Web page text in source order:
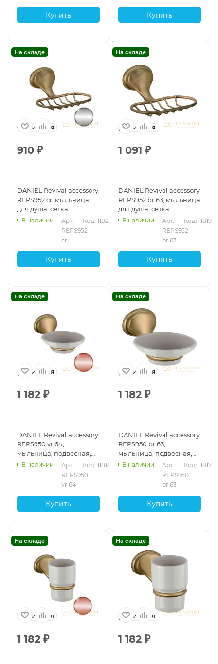
Купить Купить
На складе
Италия
910 ₽
DANIEL Revival accessory,
REPS952 cr, мыльница
для душа, сетка,
подвесная, цвет хром
В наличии
Арт.:
REPS952
cr
Код: 11820
Купить
На складе
Италия
1 091 ₽
DANIEL Revival accessory,
REPS952 br 63, мыльница
для душа, сетка,
подвесная, цвет бронза
В наличии
Арт.:
REPS952
br 63
Код: 11819
Купить
На складе
Италия
1 182 ₽
DANIEL Revival accessory,
REPS950 vr 64,
мыльница, подвесная,
керамика, белый х медь
В наличии
Арт.:
REPS950
vr 64
Код: 11818
Купить
На складе
Италия
1 182₽
DANIEL Revival accessory,
REPS950 br 63,
мыльница, подвесная,
керамика, белая х
В наличии
Арт.:
REPS950
br 63
Код: 11817
Купить
На складе
Италия
1 182 ₽
На складе
Италия
1 182₽